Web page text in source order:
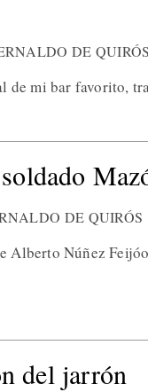
DE
de mi bar favorito,
DE QUIRÓS
Alberto Núñez
del jarrón